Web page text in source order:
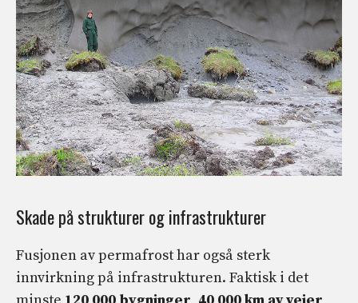
Skade på strukturer og infrastrukturer
Fusjonen av permafrost har også sterk
innvirkning på infrastrukturen. Faktisk i det